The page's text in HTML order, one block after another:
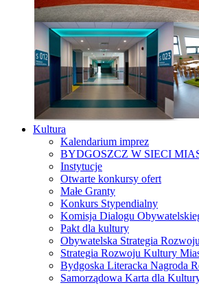
Kultura
Kalendarium imprez
BYDGOSZCZ W SIECI
Instytucje
Otwarte konkursy ofert
Małe Granty
Konkurs Stypendialny
Komisja Dialogu
Pakt dla kultury
Obywatelska Strategia
Strategia Rozwoju Kultury
Bydgoska Literacka Nagroda
Samorządowa Karta dla